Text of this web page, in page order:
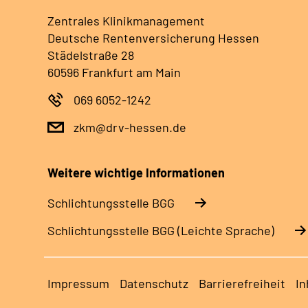
Zentrales Klinikmanagement
Deutsche Rentenversicherung Hessen
Städelstraße 28
60596 Frankfurt am Main
069 6052-1242
zkm@drv-hessen.de
Weitere wichtige Informationen
Schlich­tungs­stel­le BGG
Schlich­tungs­stel­le BGG (Leichte Sprache)
Impressum Datenschutz Barrierefreiheit